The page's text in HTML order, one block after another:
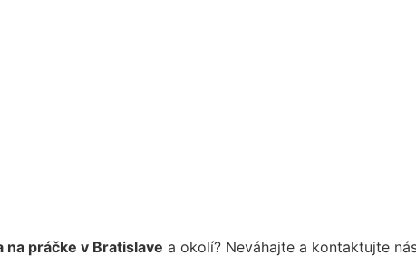
na práčke v Bratislave a okolí? Neváhajte a kontaktujte